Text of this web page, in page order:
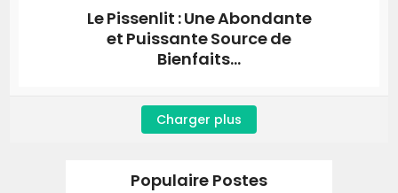
Le Pissenlit : Une Abondante
et Puissante Source de
Bienfaits...
Charger plus
Populaire Postes